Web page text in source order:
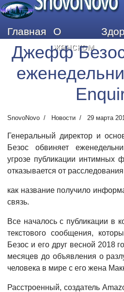
Главная
О
женском
Джефф
SnovoNovo Новости 29 марта
Генеральный директор и
Безос обвиняет
угрозе публикации интимных
отказывается от расследования
как название получило
связь.
Все началось с публикации в
текстового сообщения,
Безос и его друг весной 2018
месяцев до объявления о
человека в мире с его жена
Расстроенный, создатель